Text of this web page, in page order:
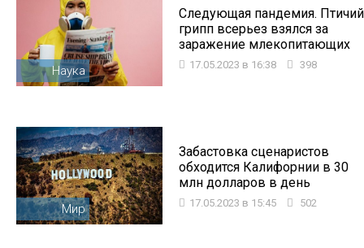
Наука
Следующая пандемия. Птичий
грипп всерьез взялся за
заражение млекопитающих
17.05.2023 в 16:38 398
Мир
Забастовка сценаристов
обходится Калифорнии в 30
млн долларов в день
17.05.2023 в 15:45 502